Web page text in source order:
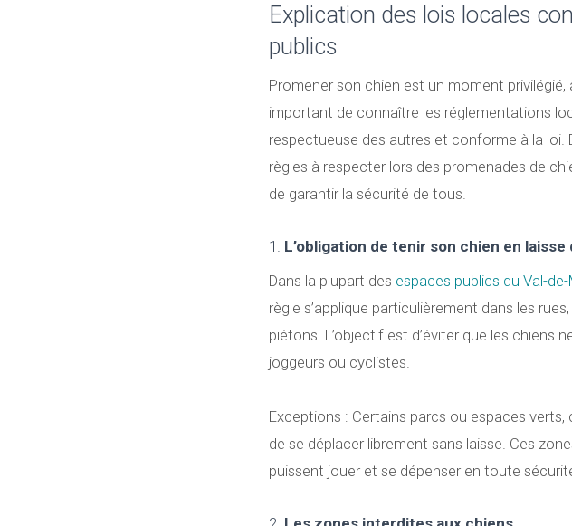
Explication des lois locales
publics
Promener son chien est un moment
important de connaître les réglementations
respectueuse des autres et conforme à la loi.
règles à respecter lors des promenades de
de garantir la sécurité de tous.
1. L’obligation de tenir son chien en
Dans la plupart des espaces publics du Val-
règle s’applique particulièrement dans les
piétons. L’objectif est d’éviter que les chiens
joggeurs ou cyclistes.
Exceptions : Certains parcs ou espaces
de se déplacer librement sans laisse. Ces
puissent jouer et se dépenser en toute